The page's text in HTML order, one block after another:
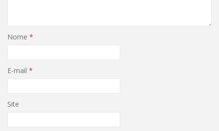
Nome *
E-mail *
Site